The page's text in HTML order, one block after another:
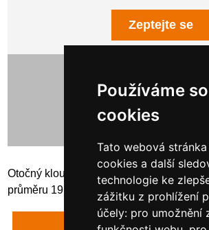
Používáme
cookies
Tato webová
cookies a další
technologie ke
zážitku z prohlížení
účely: pro umožnění
Zeptejte se
370,26 Kč s
Otočný kloub s vnějším závitem 3/4" a
průměru 19 mm. Kloub je vyroben z
Napsat recenzi